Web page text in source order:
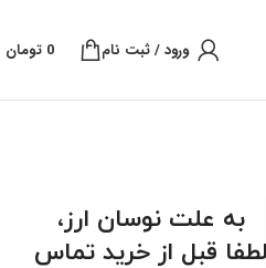
ورود / ثبت نام 0 تومان
به علت نوسان ارز،
لطفا قبل از خرید تماس